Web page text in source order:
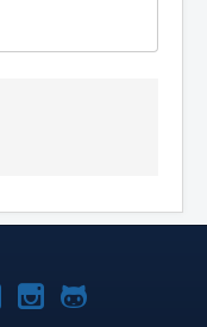
Instagram
GitHub